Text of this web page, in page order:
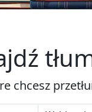
chcesz